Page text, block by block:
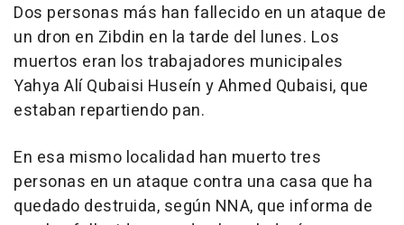
Dos personas más han fallecido en un ataque de
un dron en Zibdin en la tarde del lunes. Los
muertos eran los trabajadores municipales
Yahya Alí Qubaisi Huseín y Ahmed Qubaisi, que
estaban repartiendo pan.
En esa mismo localidad han muerto tres
personas en un ataque contra una casa que ha
quedado destruida, según NNA, que informa de